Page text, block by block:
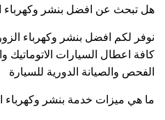
هل تبحث عن افضل بنشر وكهرباء
نوفر لكم افضل بنشر وكهرباء
كافة اعطال السيارات الاتوماتيك
الفحص والصيانة الدورية للسيارة
ما هي ميزات خدمة بنشر وكهرباء